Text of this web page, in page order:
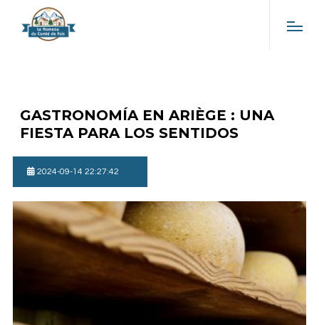
GASTRONOMÍA EN ARIÈGE : UNA
FIESTA PARA LOS SENTIDOS
2024-09-14 22:27:42